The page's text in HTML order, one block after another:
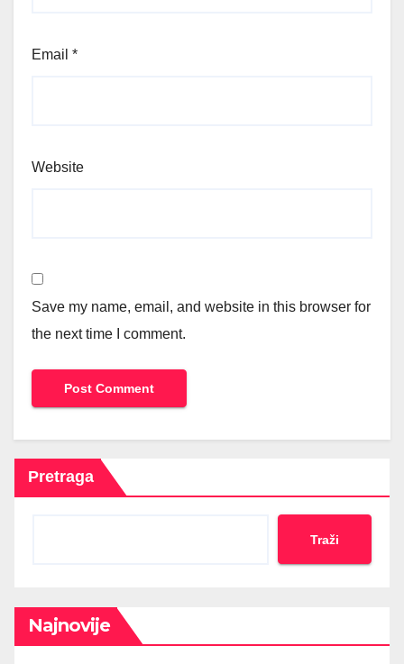
Email *
Website
Save my name, email, and website in this browser for
the next time I comment.
Pretraga
Traži
Najnovije